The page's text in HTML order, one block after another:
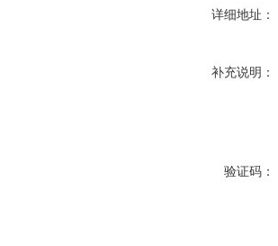
详细地址：
补充说明：
验证码：